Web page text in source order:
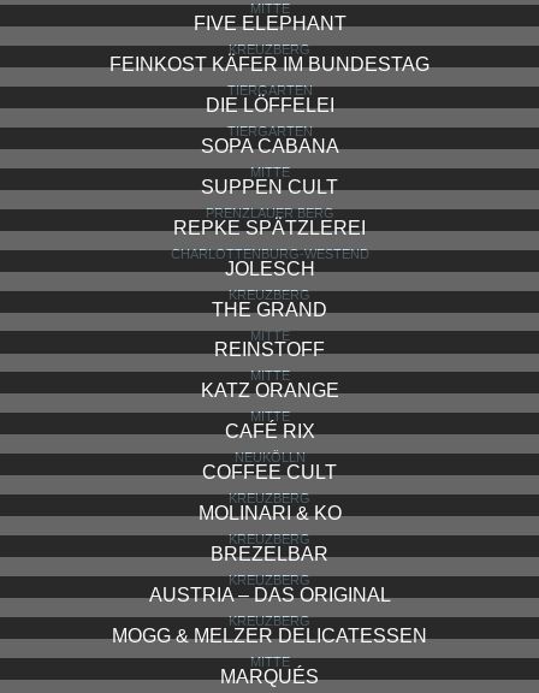
MITTE
FIVE ELEPHANT
KREUZBERG
FEINKOST KÄFER IM BUNDESTAG
TIERGARTEN
DIE LÖFFELEI
TIERGARTEN
SOPA CABANA
MITTE
SUPPEN CULT
PRENZLAUER BERG
REPKE SPÄTZLEREI
CHARLOTTENBURG-WESTEND
JOLESCH
KREUZBERG
THE GRAND
MITTE
REINSTOFF
MITTE
KATZ ORANGE
MITTE
CAFÉ RIX
NEUKÖLLN
COFFEE CULT
KREUZBERG
MOLINARI & KO
KREUZBERG
BREZELBAR
KREUZBERG
AUSTRIA – DAS ORIGINAL
KREUZBERG
MOGG & MELZER DELICATESSEN
MITTE
MARQUÉS